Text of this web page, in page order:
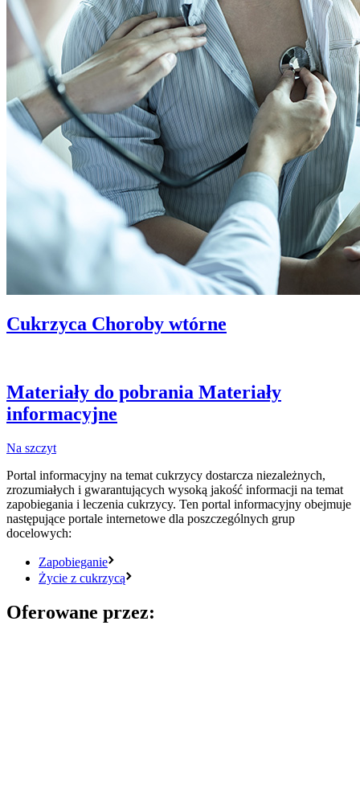
Cukrzyca Choroby wtórne
Materiały do pobrania Materiały
informacyjne
Na szczyt
Portal informacyjny na temat cukrzycy dostarcza niezależnych,
zrozumiałych i gwarantujących wysoką jakość informacji na temat
zapobiegania i leczenia cukrzycy. Ten portal informacyjny obejmuje
następujące portale internetowe dla poszczególnych grup
docelowych:
Zapobieganie
Życie z cukrzycą
Oferowane przez: